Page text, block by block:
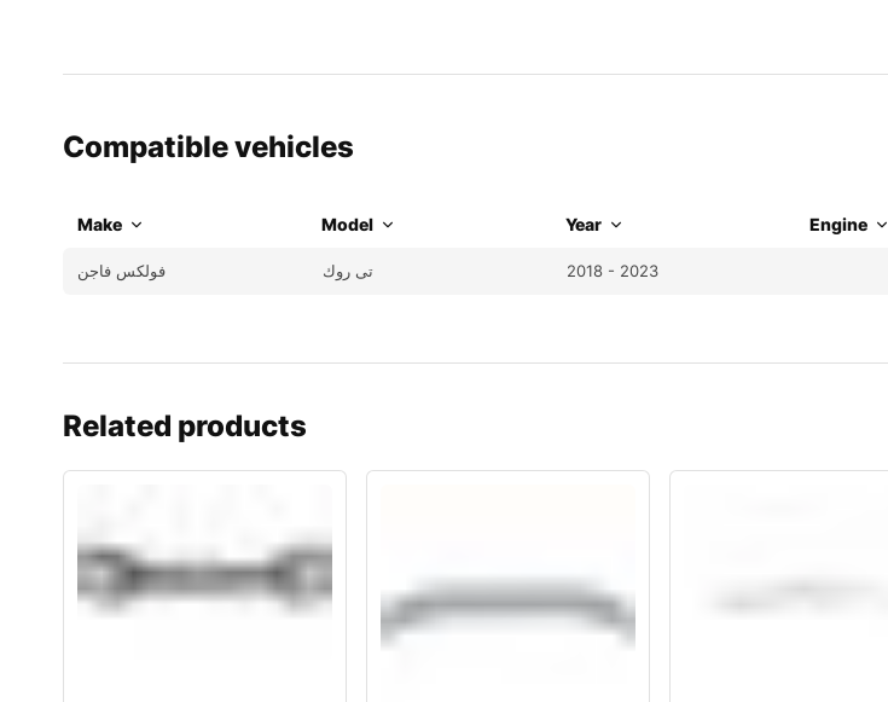
Compatible vehicles
Make Model Year Engine
فولكس فاجن تى روك 2018 - 2023
Related products